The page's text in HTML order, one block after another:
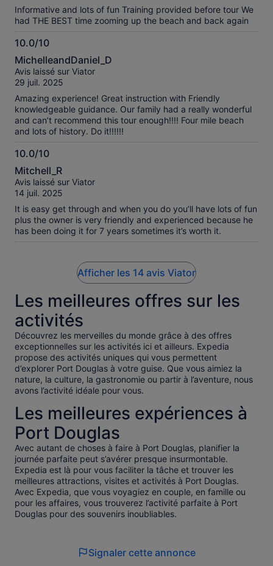
Informative and lots of fun Training provided before tour We
had THE BEST time zooming up the beach and back again
10.0/10
10.0
sur
10
MichelleandDaniel_D
Avis laissé sur Viator
29 juil. 2025
Amazing experience! Great instruction with Friendly
knowledgeable guidance. Our family had a really wonderful
and can’t recommend this tour enough!!!! Four mile beach
and lots of history. Do it!!!!!!
10.0/10
10.0
sur
10
Mitchell_R
Avis laissé sur Viator
14 juil. 2025
It is easy get through and when you do you’ll have lots of fun
plus the owner is very friendly and experienced because he
has been doing it for 7 years sometimes it’s worth it.
Afficher les 14 avis Viator
Les meilleures offres sur les
activités
Découvrez les merveilles du monde grâce à des offres
exceptionnelles sur les activités ici et ailleurs. Expedia
propose des activités uniques qui vous permettent
d’explorer Port Douglas à votre guise. Que vous aimiez la
nature, la culture, la gastronomie ou partir à l’aventure, nous
avons l’activité idéale pour vous.
Les meilleures expériences à
Port Douglas
Avec autant de choses à faire à Port Douglas, planifier la
journée parfaite peut s’avérer presque insurmontable.
Expedia est là pour vous faciliter la tâche et trouver les
meilleures attractions, visites et activités à Port Douglas.
Avec Expedia, que vous voyagiez en couple, en famille ou
pour les affaires, vous trouverez l’activité parfaite à Port
Douglas pour des souvenirs inoubliables.
Signaler cette annonce